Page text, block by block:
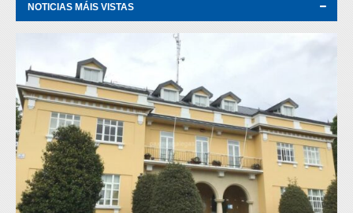
NOTICIAS MÁIS VISTAS